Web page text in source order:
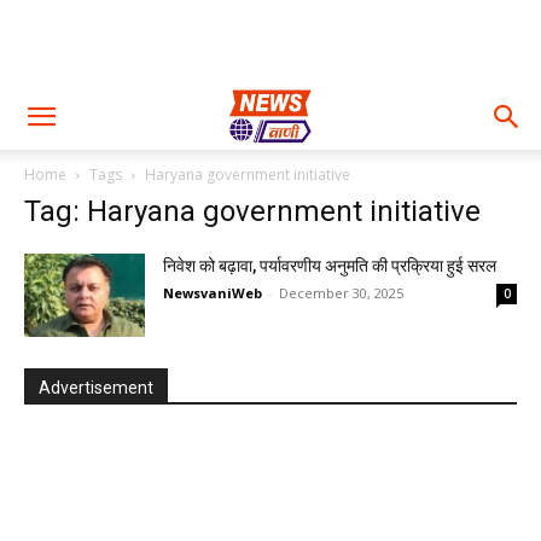
Home Tags Haryana government initiative
Tag: Haryana government initiative
निवेश को बढ़ावा, पर्यावरणीय अनुमति की प्रक्रिया हुई सरल
NewsvaniWeb - December 30, 2025 0
Advertisement